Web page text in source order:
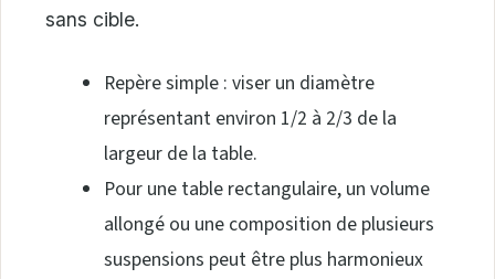
sans cible.
Repère simple : viser un diamètre
représentant environ 1/2 à 2/3 de la
largeur de la table.
Pour une table rectangulaire, un volume
allongé ou une composition de plusieurs
suspensions peut être plus harmonieux